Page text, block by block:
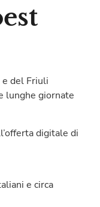
del Friuli
lunghe giornate
digitale di
e circa